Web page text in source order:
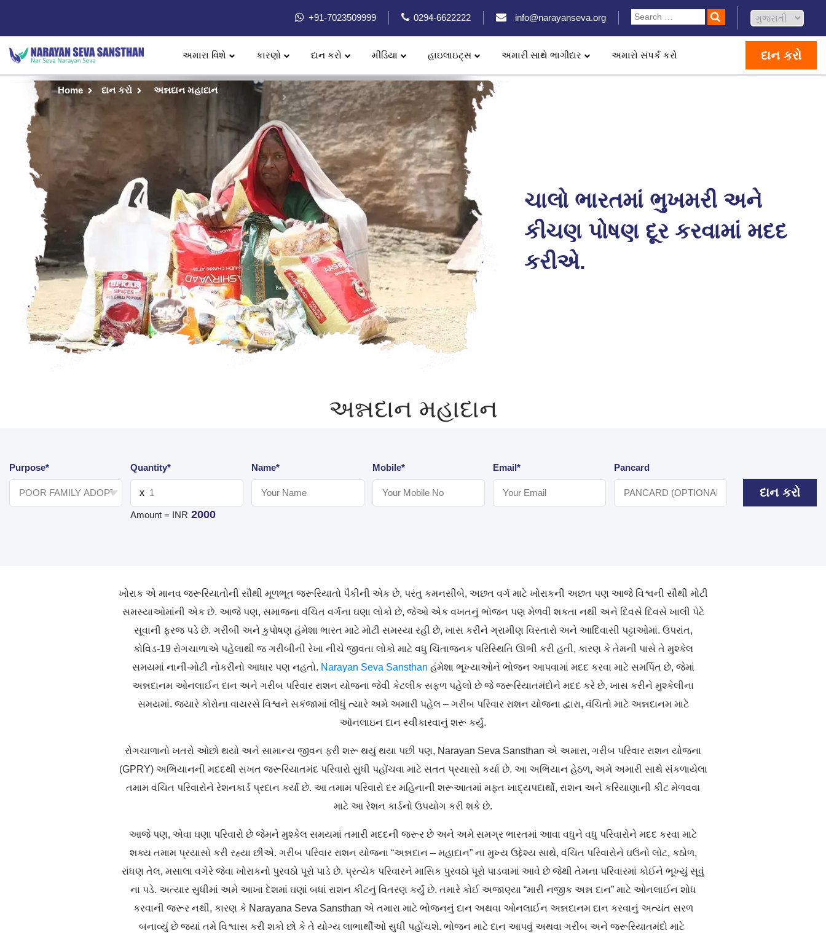
+91-7023509999 0294-6622222 info@narayanseva.org
અમારા વિશે કારણો દાન કરો મીડિયા હાઇલાઇટ્સ અમારી સાથે ભાગીદાર અમારો સંપર્ક કરો દાન કરો
Home દાન કરો અન્નદાન મહાદાન
ચાલો ભારતમાં ભુખમરી અને
કીચણ પોષણ દૂર કરવામાં મદદ
કરીએ.
અન્નદાન મહાદાન
Purpose* Quantity*
X
Amount = INR 2000
Name* Mobile* Email* Pancard
દાન કરો
ખોરાક એ માનવ જરૂરિયાતોની સૌથી મૂળભૂત જરૂરિયાતો પૈકીની એક છે, પરંતુ કમનસીબે, અછત વર્ગ માટે ખોરાકની અછત પણ આજે વિશ્વની સૌથી મોટી
સમસ્યાઓમાંની એક છે. આજે પણ, સમાજના વંચિત વર્ગના ઘણા લોકો છે, જેઓ એક વખતનું ભોજન પણ મેળવી શકતા નથી અને દિવસે દિવસે ખાલી પેટે
સૂવાની ફરજ પડે છે. ગરીબી અને કુપોષણ હંમેશા ભારત માટે મોટી સમસ્યા રહી છે, ખાસ કરીને ગ્રામીણ વિસ્તારો અને આદિવાસી પટ્ટાઓમાં. ઉપરાંત,
કોવિડ-19 રોગચાળાએ પહેલાથી જ ગરીબીની રેખા નીચે જીવતા લોકો માટે વધુ ચિંતાજનક પરિસ્થિતિ ઊભી કરી હતી, કારણ કે તેમની પાસે તે મુશ્કેલ
સમયમાં નાની-મોટી નોકરીનો આધાર પણ નહતો. Narayan Seva Sansthan હંમેશા ભૂખ્યાઓને ભોજન આપવામાં મદદ કરવા માટે સમર્પિત છે, જેમાં
અન્નદાનમ ઓનલાઈન દાન અને ગરીબ પરિવાર રાશન યોજના જેવી કેટલીક સફળ પહેલો છે જે જરૂરિયાતમંદોને મદદ કરે છે, ખાસ કરીને મુશ્કેલીના
સમયમાં. જયારે કોરોના વાયરસે વિશ્વને સકંજામાં લીધું ત્યારે અમે અમારી પહેલ – ગરીબ પરિવાર રાશન યોજના દ્વારા, વંચિતો માટે અન્નદાનમ માટે
ઑનલાઇન દાન સ્વીકારવાનું શરૂ કર્યું.
રોગચાળાનો ખતરો ઓછો થયો અને સામાન્ય જીવન ફરી શરૂ થયું થયા પછી પણ, Narayan Seva Sansthan એ અમારા, ગરીબ પરિવાર રાશન યોજના
(GPRY) અભિયાનની મદદથી સખત જરૂરિયાતમંદ પરિવારો સુધી પહોંચવા માટે સતત પ્રયાસો કર્યા છે. આ અભિયાન હેઠળ, અમે અમારી સાથે સંકળાયેલા
તમામ વંચિત પરિવારોને રેશનકાર્ડ પ્રદાન કર્યા છે. આ તમામ પરિવારો દર મહિનાની શરૂઆતમાં મફત ખાદ્યપદાર્થો, રાશન અને કરિયાણાની કીટ મેળવવા
માટે આ રેશન કાર્ડનો ઉપયોગ કરી શકે છે.
આજે પણ, એવા ઘણા પરિવારો છે જેમને મુશ્કેલ સમયમાં તમારી મદદની જરૂર છે અને અમે સમગ્ર ભારતમાં આવા વધુને વધુ પરિવારોને મદદ કરવા માટે
શક્ય તમામ પ્રયાસો કરી રહ્યા છીએ. ગરીબ પરિવાર રાશન યોજના “અન્નદાન – મહાદાન” ના મુખ્ય ઉદ્દેશ્ય સાથે, વંચિત પરિવારોને ઘઉંનો લોટ, કઠોળ,
રાંધણ તેલ, મસાલા વગેરે જેવા ખોરાકનો પુરવઠો પૂરો પાડે છે. પ્રત્યેક પરિવારને માસિક પુરવઠો પૂરો પાડવામાં આવે છે જેથી તેમના પરિવારમાં કોઈને ભૂખ્યું સૂવું
ના પડે. અત્યાર સુધીમાં અમે આખા દેશમાં ઘણાં બધાં રાશન કીટનું વિતરણ કર્યું છે. તમારે કોઈ અજાણ્યા “મારી નજીક અન્ન દાન” માટે ઓનલાઈન શોધ
કરવાની જરૂર નથી, કારણ કે Narayana Seva Sansthan એ તમારા માટે ભોજનનું દાન અથવા ઓનલાઈન અન્નદાનમ દાન કરવાનું અત્યંત સરળ
બનાવ્યું છે જ્યાં તમે વિશ્વાસ કરી શકો છો કે તે યોગ્ય લાભાર્થીઓ સુધી પહોંચશે. ભોજન માટે દાન આપવું અથવા ગરીબ અને જરૂરિયાતમંદો માટે